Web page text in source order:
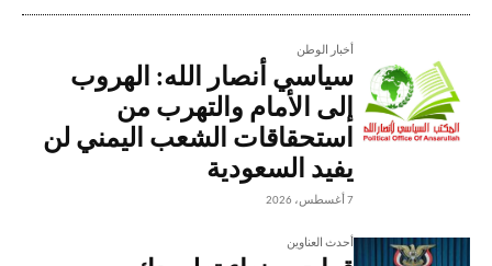
أخبار الوطن
سياسي أنصار الله: الهروب
إلى الأمام والتهرب من
استحقاقات الشعب اليمني لن
يفيد السعودية
7 أغسطس، 2026
أحدث العناوين